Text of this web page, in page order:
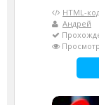
HTML-
Андрей